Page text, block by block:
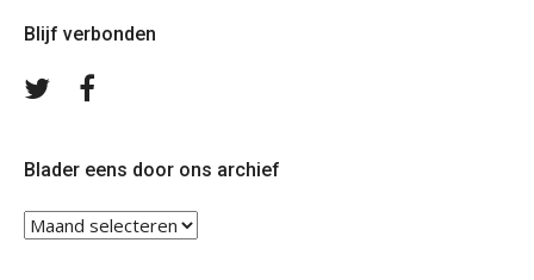
Blijf verbonden
Volg
Blader eens door ons archief
Blader